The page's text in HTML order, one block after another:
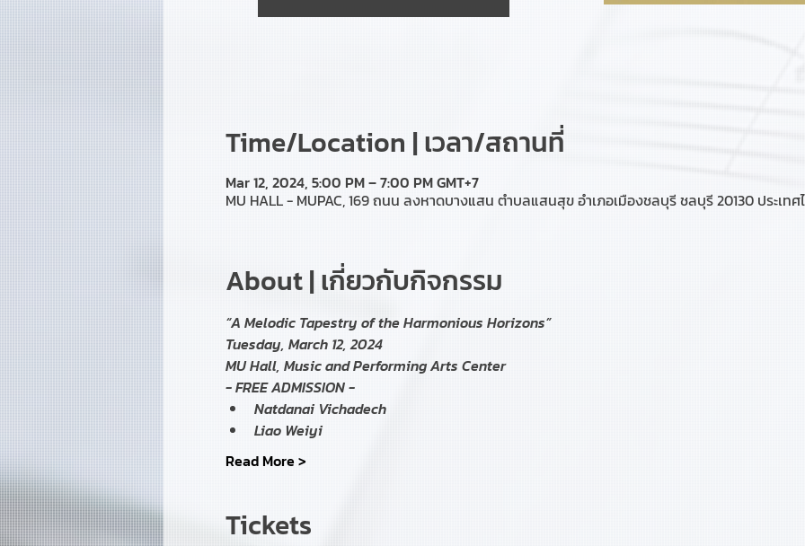
Time/Location | เวลา/สถานที่
Mar 12, 2024, 5:00 PM – 7:00 PM GMT+7
MU HALL - MUPAC, 169 ถนน ลงหาดบางแสน ตำบลแสนสุข อำเภอเมืองชลบุรี ชลบุรี 20130 ประเทศ
About | เกี่ยวกับกิจกรรม
“A Melodic Tapestry of the Harmonious Horizons”
Tuesday, March 12, 2024
MU Hall, Music and Performing Arts Center
- FREE ADMISSION -
Natdanai Vichadech
Liao Weiyi
Read More >
Tickets